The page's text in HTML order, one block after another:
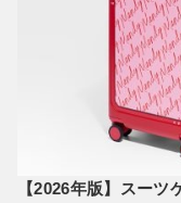
【2026年版】スー